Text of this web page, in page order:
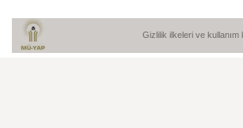
Gizlilik ilkeleri ve kullanım